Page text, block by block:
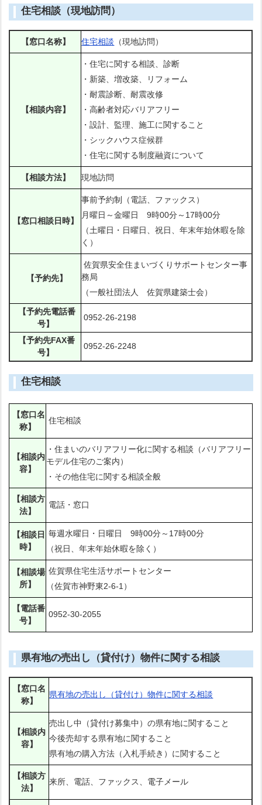
住宅相談（現地訪問）
【窓口名称】 住宅相談 （現地訪問）
【相談内容】
・住宅に関する相談、診断
・新築、増改築、リフォーム
・耐震診断、耐震改修
・高齢者対応バリアフリー
・設計、監理、施工に関すること
・シックハウス症候群
・住宅に関する制度融資について
【相談方法】 現地訪問
【窓口相談日時】
事前予約制（電話、ファックス）
月曜日～金曜日 9時00分～17時00分
（土曜日・日曜日、祝日、年末年始休暇を除
く）
【予約先】
佐賀県安全住まいづくりサポートセンター事
務局
（一般社団法人 佐賀県建築士会）
【予約先電話番
号】
0952-26-2198
【予約先FAX番
号】
0952-26-2248
住宅相談
【窓口名
称】
住宅相談
【相談内
容】
・住まいのバリアフリー化に関する相談（バリアフリー
モデル住宅のご案内）
・その他住宅に関する相談全般
【相談方
法】
電話・窓口
【相談日
時】
毎週水曜日・日曜日 9時00分～17時00分
（祝日、年末年始休暇を除く）
【相談場
所】
佐賀県住宅生活サポートセンター
（佐賀市神野東2-6-1）
【電話番
号】
0952-30-2055
県有地の売出し（貸付け）物件に関する相談
【窓口名
称】
県有地の売出し（貸付け）物件に関する相談
【相談内
容】
売出し中（貸付け募集中）の県有地に関すること
今後売却する県有地に関すること
県有地の購入方法（入札手続き）に関すること
【相談方
法】
来所、電話、ファックス、電子メール